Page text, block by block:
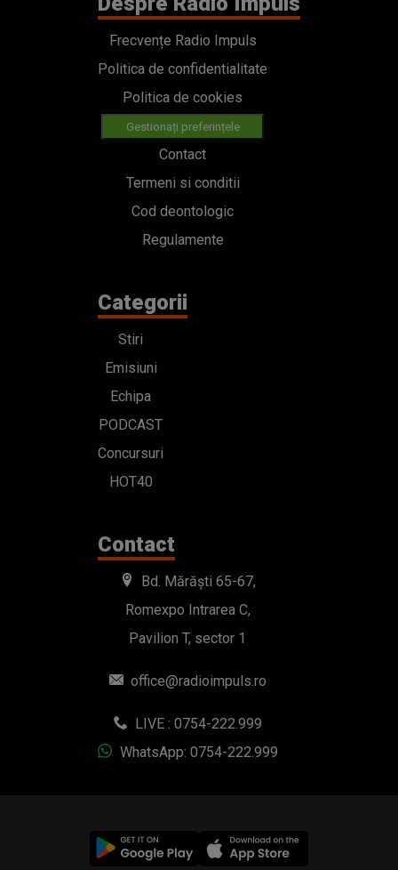
Frecvențe Radio Impuls
Politica de confidentialitate
Politica de cookies
Gestionați preferințele
Contact
Termeni si conditii
Cod deontologic
Regulamente
Categorii
Stiri
Emisiuni
Echipa
PODCAST
Concursuri
HOT40
Contact
Bd. Mărăști 65-67,
Romexpo Intrarea C,
Pavilion T, sector 1
office@radioimpuls.ro
LIVE : 0754-222.999
WhatsApp: 0754-222.999